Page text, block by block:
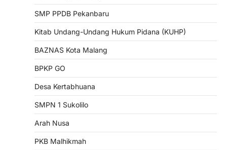
SMP PPDB Pekanbaru
Kitab Undang-Undang Hukum Pidana (KUHP)
BAZNAS Kota Malang
BPKP GO
Desa Kertabhuana
SMPN 1 Sukolilo
Arah Nusa
PKB Malhikmah